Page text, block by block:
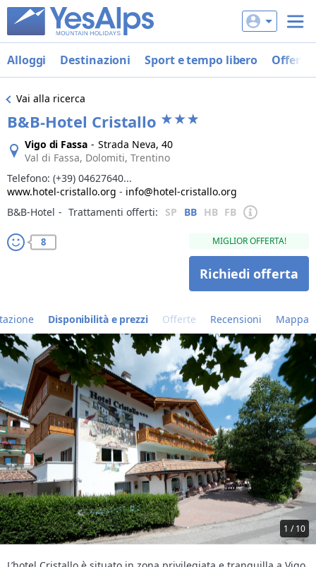
Alloggi Destinazioni Sport e tempo libero Offerte
Vai alla ricerca
B&B-Hotel Cristallo
Vigo di Fassa - Strada Neva, 40
Val di Fassa, Dolomiti, Trentino
Telefono: (+39) 04627640...
www.hotel-cristallo.org - info@hotel-cristallo.org
B&B-Hotel ‐ Trattamenti offerti: SP BB HB FB
8 MIGLIOR OFFERTA!
Richiedi offerta
Disponibilità e prezzi Offerte Recensioni Mappa
1 / 10